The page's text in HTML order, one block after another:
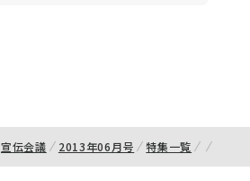
宣伝会議 2013年06月号 特集一覧